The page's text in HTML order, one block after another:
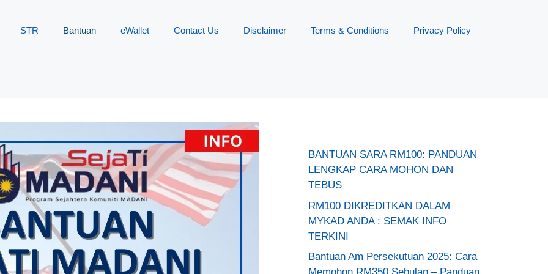
STR Bantuan eWallet Contact Us Disclaimer Terms & Conditions Privacy Policy
BANTUAN SARA RM100: PANDUAN
LENGKAP CARA MOHON DAN
TEBUS
RM100 DIKREDITKAN DALAM
MYKAD ANDA : SEMAK INFO
TERKINI
Bantuan Am Persekutuan 2025: Cara